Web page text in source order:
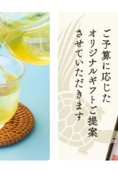
宇治抹茶 濃チーズケ
ーキ 『抹茶まる』 1セ
ット6個入
3,240 (税込)
緑茶ティーパック（セ
ンパックシリーズ） 5g
×50袋
864 (税込)
宇治抹茶そば２袋・そ
ばつゆ４袋（４人前）
竹かごセット
2,278 (税込)
老舗茶舗のひやひやス
イーツセット 3種6個
3,356 (税込)
おとなのお稽古セット
女子用 裏千家 茶道具
16,500 (税込)